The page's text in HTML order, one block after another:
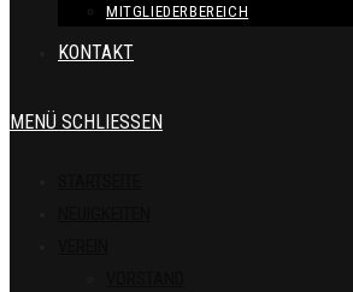
MITGLIEDERBEREICH
KONTAKT
MENÜ SCHLIESSEN